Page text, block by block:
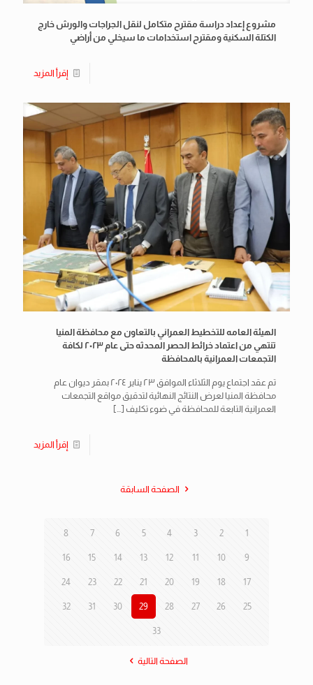
مشروع إعداد دراسة مقترح متكامل لنقل الجراجات والورش خارج
الكتلة السكنية ومقترح استخدامات ما سيخلي من أراضي
إقرأ المزيد
الهيئة العامه للتخطيط العمراني بالتعاون مع محافظة المنيا
تنتهي من اعتماد خرائط الحصر المحدثه حتى عام ٢٠٢٣ لكافة
التجمعات العمرانية بالمحافظة
تم عقد اجتماع يوم الثلاثاء الموافق ٢٣ يناير ٢٠٢٤ بمقر ديوان عام
محافظة المنيا لعرض النتائج النهائية لتدقيق مواقع التجمعات
العمرانية التابعة للمحافظة في ضوء تكليف […]
إقرأ المزيد
الصفحة السابقة
1
2
3
4
5
6
7
8
9
10
11
12
13
14
15
16
17
18
19
20
21
22
23
24
25
26
27
28
29
30
31
32
33
الصفحة التالية